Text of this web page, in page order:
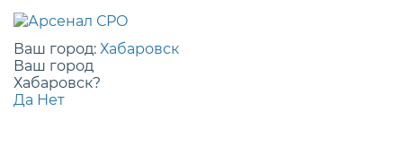
Ваш город: Хабаровск
Ваш город
Хабаровск?
Да Нет